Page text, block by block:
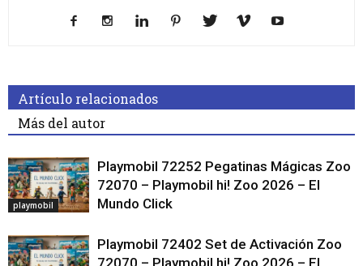
Artículo relacionados
Más del autor
playmobil
Playmobil 72252 Pegatinas Mágicas Zoo
72070 – Playmobil hi! Zoo 2026 – El
Mundo Click
Playmobil 72402 Set de Activación Zoo
72070 – Playmobil hi! Zoo 2026 – El